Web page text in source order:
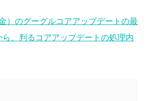
）のグーグルコアアップデートの最
、判るコアアップデートの処理内